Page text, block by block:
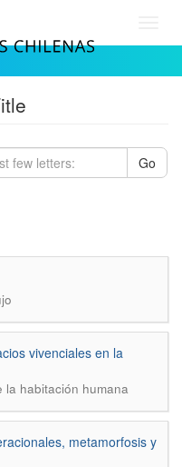
Go
vivenciales en la
la habitación humana
metamorfosis y